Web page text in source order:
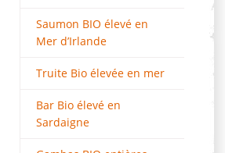
Saumon BIO élevé en
Mer d’Irlande
Truite Bio élevée en mer
Bar Bio élevé en
Sardaigne